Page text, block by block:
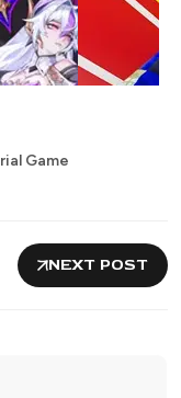
Game
NEXT POST